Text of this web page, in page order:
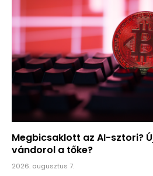
Megbicsaklott az AI-sztori?
vándorol a tőke?
2026. augusztus 7.